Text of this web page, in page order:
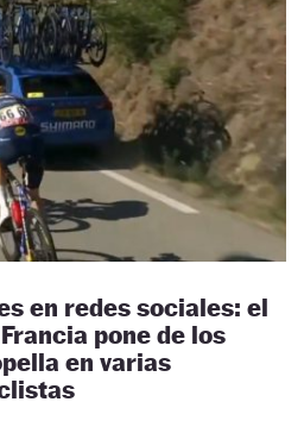
en redes sociales: el
pone de los
en varias